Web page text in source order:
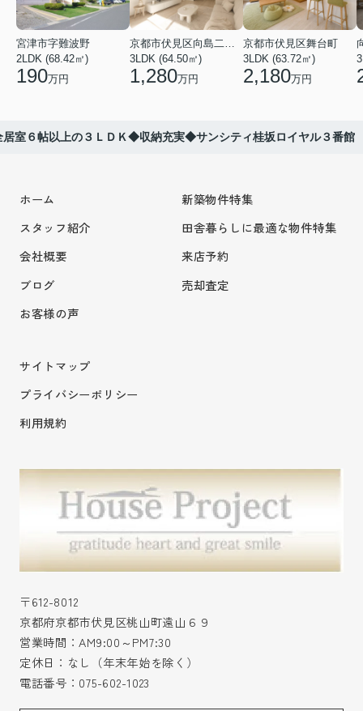
宮津市字難波野
2LDK (68.42㎡)
190万円
3LDK (64.50㎡)
1,280万円
京都市伏見区舞台町
3LDK (63.72㎡)
2,180万円
室６帖以上の３ＬＤＫ◆収納充実◆サンシティ桂坂ロイヤル３番館
ホーム
スタッフ紹介
会社概要
ブログ
お客様の声
新築物件特集
田舎暮らしに最適な物件特集
来店予約
売却査定
サイトマップ
プライバシーポリシー
利用規約
〒612-8012
京都府京都市伏見区桃山町遠山６９
営業時間：AM9:00～PM7:30
定休日：なし（年末年始を除く）
電話番号： 075-602-1023